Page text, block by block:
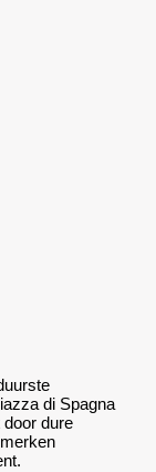
di Spagna
dure